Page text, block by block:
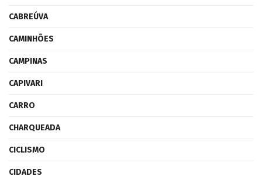
CABREÚVA
CAMINHÕES
CAMPINAS
CAPIVARI
CARRO
CHARQUEADA
CICLISMO
CIDADES